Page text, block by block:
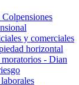
y comerciales
horizontal
- Dian